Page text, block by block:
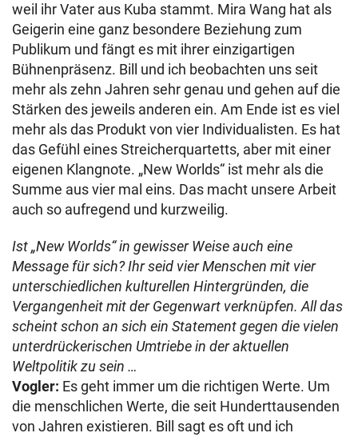
weil ihr Vater aus Kuba stammt. Mira Wang hat als
Geigerin eine ganz besondere Beziehung zum
Publikum und fängt es mit ihrer einzigartigen
Bühnenpräsenz. Bill und ich beobachten uns seit
mehr als zehn Jahren sehr genau und gehen auf die
Stärken des jeweils anderen ein. Am Ende ist es viel
mehr als das Produkt von vier Individualisten. Es hat
das Gefühl eines Streicherquartetts, aber mit einer
eigenen Klangnote. „New Worlds“ ist mehr als die
Summe aus vier mal eins. Das macht unsere Arbeit
auch so aufregend und kurzweilig.
Ist „New Worlds“ in gewisser Weise auch eine
Message für sich? Ihr seid vier Menschen mit vier
unterschiedlichen kulturellen Hintergründen, die
Vergangenheit mit der Gegenwart verknüpfen. All das
scheint schon an sich ein Statement gegen die vielen
unterdrückerischen Umtriebe in der aktuellen
Weltpolitik zu sein …
Vogler: Es geht immer um die richtigen Werte. Um
die menschlichen Werte, die seit Hunderttausenden
von Jahren existieren. Bill sagt es oft und ich